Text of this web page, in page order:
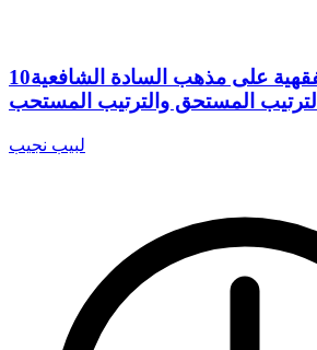
التقاسيم الفقهية على مذهب السادة الشافعية10
الترتيب المستحق والترتيب المستحب
لبيب نجيب